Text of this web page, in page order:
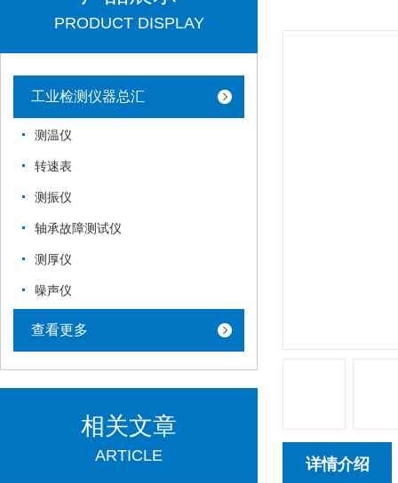
PRODUCT DISPLAY
工业检测仪器总汇
测温仪
转速表
测振仪
轴承故障测试仪
测厚仪
噪声仪
查看更多
相关文章
ARTICLE 详情介绍